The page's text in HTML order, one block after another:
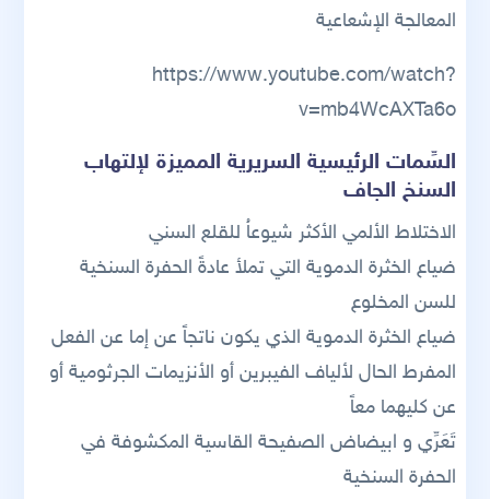
المعالجة الإشعاعية
https://www.youtube.com/watch?
v=mb4WcAXTa6o
السِّمات الرئيسية السريرية المميزة لإلتهاب
السنخ الجاف
الاختلاط الألمي الأكثر شيوعاُ للقلع السني
ضياع الخثرة الدموية التي تملأ عادةً الحفرة السنخية
للسن المخلوع
ضياع الخثرة الدموية الذي يكون ناتجاً عن إما عن الفعل
المفرط الحال لألياف الفيبرين أو الأنزيمات الجرثومية أو
عن كليهما معاً
تَعَرِّي و ابيضاض الصفيحة القاسية المكشوفة في
الحفرة السنخية